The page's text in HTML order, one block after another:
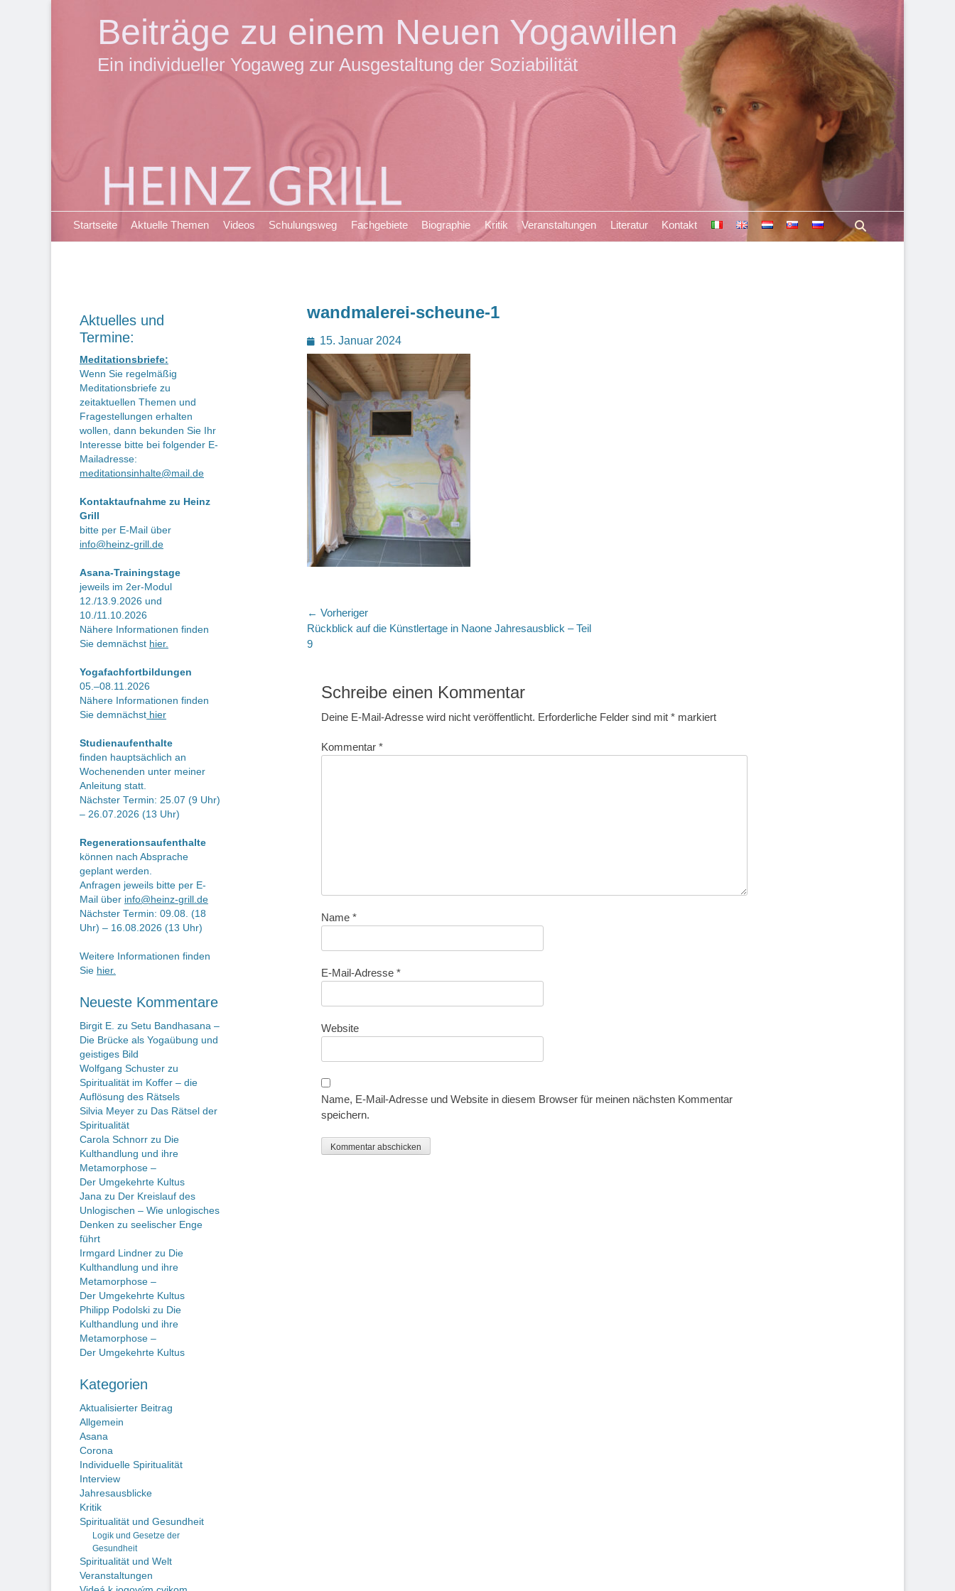
Beiträge zu einem Neuen Yogawillen
Ein individueller Yogaweg zur Ausgestaltung der Soziabilität
Primäres Menü
ZumStartseite Aktuelle Themen Videos Schulungsweg Fachgebiete Biographie Kritik Veranstaltungen Literatur Kontakt
wandmalerei-scheune-1
Posted
on
15. Januar 2024
Beitragsnavigation
← Vorheriger
Vorheriger
Beitrag:
Rückblick auf die Künstlertage in Naone Jahresausblick – Teil
9
Schreibe einen Kommentar
Deine E-Mail-Adresse wird nicht veröffentlicht. Erforderliche Felder sind mit * markiert
Kommentar *
Name *
E-Mail-Adresse *
Website
Name, E-Mail-Adresse und Website in diesem Browser für meinen nächsten Kommentar
speichern.
Aktuelles und
Termine:
Meditationsbriefe:
Wenn Sie regelmäßig
Meditationsbriefe zu
zeitaktuellen Themen und
Fragestellungen erhalten
wollen, dann bekunden Sie Ihr
Interesse bitte bei folgender E-
Mailadresse:
meditationsinhalte@mail.de
Kontaktaufnahme zu Heinz
Grill
bitte per E-Mail über
info@heinz-grill.de
Asana-Trainingstage
jeweils im 2er-Modul
12./13.9.2026 und
10./11.10.2026
Nähere Informationen finden
Sie demnächst hier.
Yogafachfortbildungen
05.–08.11.2026
Nähere Informationen finden
Sie demnächst hier
Studienaufenthalte
finden hauptsächlich an
Wochenenden unter meiner
Anleitung statt.
Nächster Termin: 25.07 (9 Uhr)
– 26.07.2026 (13 Uhr)
Regenerationsaufenthalte
können nach Absprache
geplant werden.
Anfragen jeweils bitte per E-
Mail über info@heinz-grill.de
Nächster Termin: 09.08. (18
Uhr) – 16.08.2026 (13 Uhr)
Weitere Informationen finden
Sie hier.
Neueste Kommentare
Birgit E. zu Setu Bandhasana –
Die Brücke als Yogaübung und
geistiges Bild
Wolfgang Schuster zu
Spiritualität im Koffer – die
Auflösung des Rätsels
Silvia Meyer zu Das Rätsel der
Spiritualität
Carola Schnorr zu Die
Kulthandlung und ihre
Metamorphose –
Der Umgekehrte Kultus
Jana zu Der Kreislauf des
Unlogischen – Wie unlogisches
Denken zu seelischer Enge
führt
Irmgard Lindner zu Die
Kulthandlung und ihre
Metamorphose –
Der Umgekehrte Kultus
Philipp Podolski zu Die
Kulthandlung und ihre
Metamorphose –
Der Umgekehrte Kultus
Kategorien
Aktualisierter Beitrag
Allgemein
Asana
Corona
Individuelle Spiritualität
Interview
Jahresausblicke
Kritik
Spiritualität und Gesundheit
Logik und Gesetze der
Gesundheit
Spiritualität und Welt
Veranstaltungen